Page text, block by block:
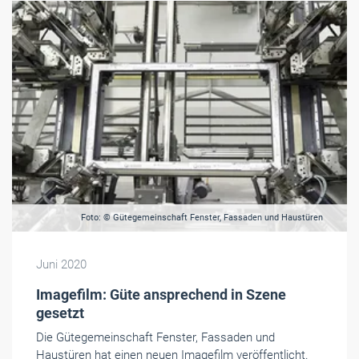
Foto: © Gütegemeinschaft Fenster, Fassaden und Haustüren
Juni 2020
Imagefilm: Güte ansprechend in Szene
gesetzt
Die Gütegemeinschaft Fenster, Fassaden und
Haustüren hat einen neuen Imagefilm veröffentlicht.